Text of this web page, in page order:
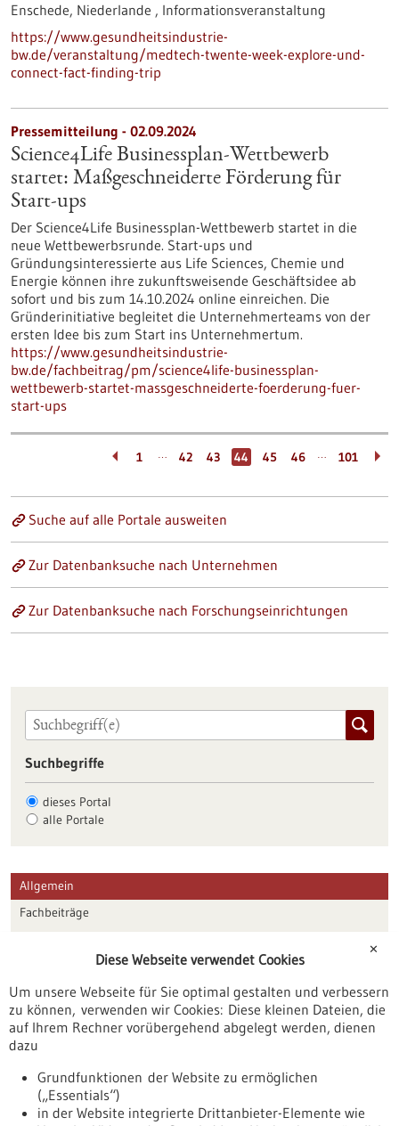
Enschede, Niederlande , Informationsveranstaltung
https://www.gesundheitsindustrie-
bw.de/veranstaltung/medtech-twente-week-explore-und-
connect-fact-finding-trip
Pressemitteilung - 02.09.2024
Science4Life Businessplan-Wettbewerb
startet: Maßgeschneiderte Förderung für
Start-ups
Der Science4Life Businessplan-Wettbewerb startet in die
neue Wettbewerbsrunde. Start-ups und
Gründungsinteressierte aus Life Sciences, Chemie und
Energie können ihre zukunftsweisende Geschäftsidee ab
sofort und bis zum 14.10.2024 online einreichen. Die
Gründerinitiative begleitet die Unternehmerteams von der
ersten Idee bis zum Start ins Unternehmertum.
https://www.gesundheitsindustrie-
bw.de/fachbeitrag/pm/science4life-businessplan-
wettbewerb-startet-massgeschneiderte-foerderung-fuer-
start-ups
1 … 42 43 44 45 46 … 101
Suche auf alle Portale ausweiten
Zur Datenbanksuche nach Unternehmen
Zur Datenbanksuche nach Forschungseinrichtungen
Suchbegriffe
dieses Portal
alle Portale
Allgemein
Fachbeiträge
Veranstaltungen
Erscheinungsdatum
✕
Diese Webseite verwendet Cookies
Um unsere Webseite für Sie optimal gestalten und verbessern
zu können, verwenden wir Cookies: Diese kleinen Dateien, die
auf Ihrem Rechner vorübergehend abgelegt werden, dienen
dazu
Grundfunktionen der Website zu ermöglichen
(„Essentials“)
in der Website integrierte Drittanbieter-Elemente wie